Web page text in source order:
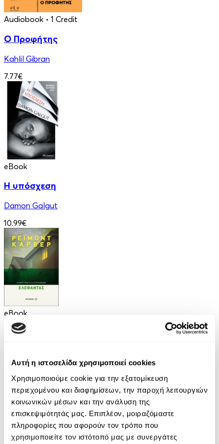
Αυτή η ιστοσελίδα χρησιμοποιεί cookies
Χρησιμοποιούμε cookie για την εξατομίκευση
περιεχομένου και διαφημίσεων, την παροχή λειτουργιών
κοινωνικών μέσων και την ανάλυση της
επισκεψιμότητάς μας. Επιπλέον, μοιραζόμαστε
πληροφορίες που αφορούν τον τρόπο που
χρησιμοποιείτε τον ιστότοπό μας με συνεργάτες
Audiobook • 1 Credit
Ο Προφήτης
Kahlil Gibran
7.77€
eBook
Η υπόσχεση
Damon Galgut
10.99€
eBook
Ελέφαντας